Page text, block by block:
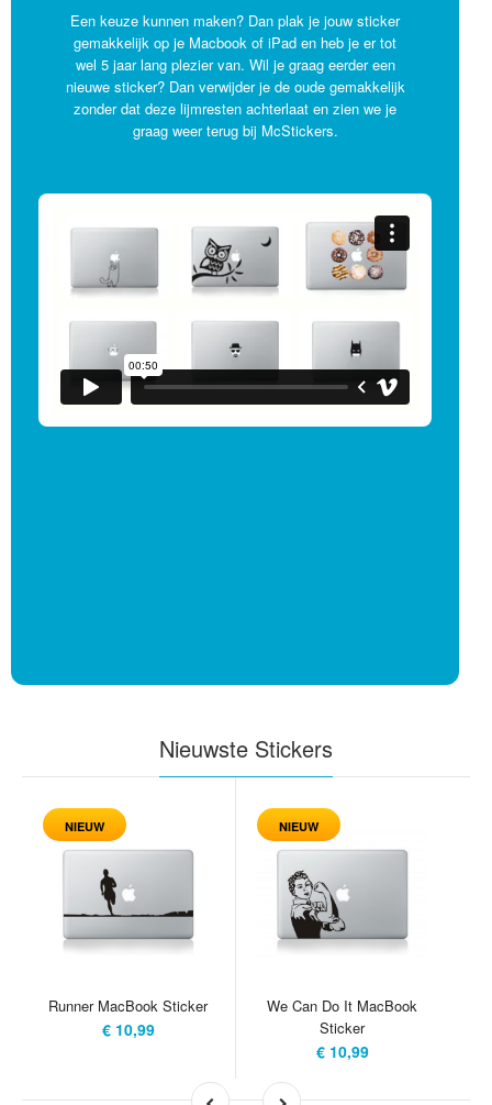
Een keuze kunnen maken? Dan plak je jouw sticker
gemakkelijk op je Macbook of iPad en heb je er tot
wel 5 jaar lang plezier van. Wil je graag eerder een
nieuwe sticker? Dan verwijder je de oude gemakkelijk
zonder dat deze lijmresten achterlaat en zien we je
graag weer terug bij McStickers.
Nieuwste Stickers
NIEUW
Runner MacBook Sticker
€ 10,99
NIEUW
We Can Do It MacBook
Sticker
€ 10,99